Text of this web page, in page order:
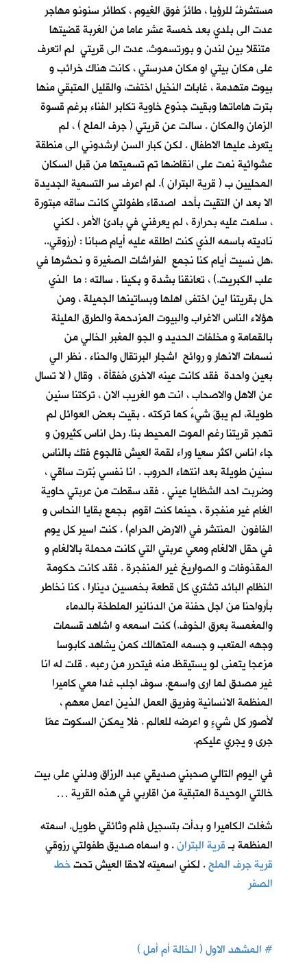
مستشرفٌ للرؤيا ، طائرٌ فوق الغيوم ، كطائر سنونو مهاجر
عدت الى بلدي بعد خمسة عشر عاما من الغربة قضيتها
متنقلا بين لندن و بورتسموث. عدت الى قريتي لم اتعرف
على مكان بيتي او مكان مدرستي ، كانت هناك خرائب و
بيوت متهدمة ، غابات النخيل اختفت، والقليل المتبقي منها
بترت هاماتها وبقيت جذوع خاوية تكابر الفناء برغم قسوة
الزمان والمكان . سالت عن قريتي ( جرف الملح ) ، لم
يتعرف عليها الاطفال . لكن كبار السن ارشدوني الى منطقة
عشوائية نمت على انقاضها تم تسميتها من قبل السكان
المحليين ب ( قرية البتران ). لم اعرف سر التسمية الجديدة
الا بعد ان التقيت بأحد اصدقاء طفولتي كانت ساقه مبتورة
، سلمت عليه بحرارة ، لم يعرفني في بادئ الأمر ، لكني
ناديته باسمه الذي كنت اطلقه عليه أيام صبانا : (رزوقي..
،هل نسيت أيام كنا نجمع الفراشات الصغيرة و نحشرها في
علب الكبريت.) ، تعانقنا بشدة و بكينا . سالته : ما الذي
حل بقريتنا اين اختفى اهلها وبساتينها الجميلة ، ومن
هؤلاء الناس الاغراب والبيوت المزدحمة والطرق المليئة
بالقمامة و مخلفات الحديد و الجو المغبر الخالي من
نسمات الانهار و روائح اشجار البرتقال والحناء . نظر الي
بعين واحدة فقد كانت عينه الاخرى مُفقأة ، وقال ( لا تسال
عن الاهل والاصحاب ، انت هو الغريب الان ، تركتنا سنين
طويلة، لم يبقَ شيءٌ كما تركته . بقيت بعض العوائل لم
تهجر قريتنا رغم الموت المحيط بنا. رحل اناس كثيرون و
جاء اناس اكثر سعيا وراء لقمة العيش فالجوع فتك بالناس
سنين طويلة بعد انتهاء الحروب . انا نفسي بُترت ساقي ،
وضربت احد الشظايا عيني . فقد سقطت من عربتي حاوية
الغام غير منفجرة ، حينما كنت اقوم بجمع بقايا النحاس و
الفافون المنتشر في (الارض الحرام) . كنت اسير كل يوم
في حقل الالغام ومعي عربتي التي كانت محملة بالالغام و
المقذوفات و الصواريخ غير المنفجرة . فقد كانت حكومة
النظام البائد تشتري كل قطعة بخمسين دينارا ، كنا نخاطر
بأرواحنا من اجل حفنة من الدنانير الملطخة بالدماء
والمغمسة بعرق الخوف.) كنت اسمعه و اشاهد قسمات
وجهه المتعب و جسمه المتهالك كمن يشاهد كابوسا
مزعجا يتمنى لو يستيقظ منه فيتحرر من رعبه . قلت له انا
غير مصدق لما ارى واسمع. سوف اجلب غدا معي كاميرا
المنظمة الانسانية وفريق العمل الذين اعمل معهم ،
لأصور كل شيءٍ و اعرضه للعالم . فلا يمكن السكوت عمّا
جرى و يجري عليكم.
في اليوم التالي صحبني صديقي عبد الرزاق ودلني على بيت
خالتي الوحيدة المتبقية من اقاربي في هذه القرية …
شغلت الكاميرا و بدأت بتسجيل فلم وثائقي طويل. اسمته
المنظمة بـقرية البتران. و اسماه صديق طفولتي رزوقي
قرية جرف الملح. لكني اسميته لاحقا العيش تحتخط
الصفر
#المشهد الاول ( الخالة أم أمل )